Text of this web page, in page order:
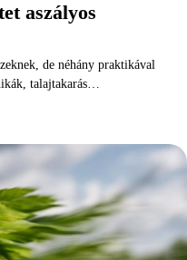
aszályos
de néhány praktikával
talajtakarás…